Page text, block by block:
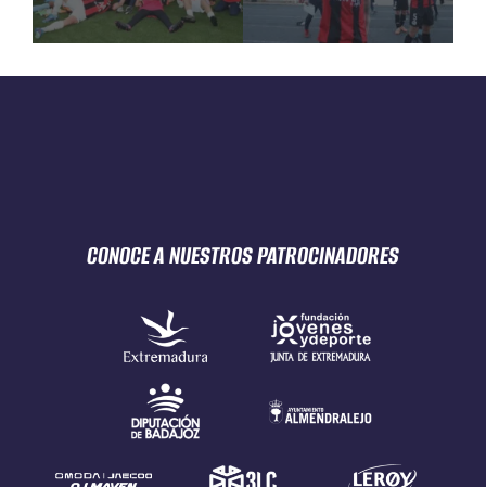
CONOCE A NUESTROSPATROCINADORES